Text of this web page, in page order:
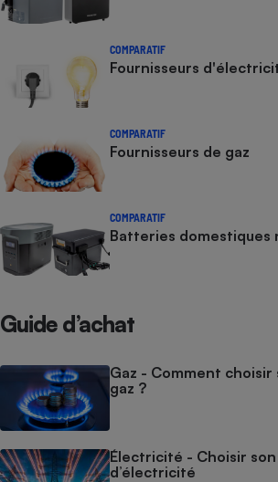
COMPARATIF
Fournisseurs
COMPARATIF
Fournisseurs de gaz
COMPARATIF
Batteries domestiques
Guide d’achat
Gaz - Comment
gaz ?
Électricité - Choisir
d’électricité